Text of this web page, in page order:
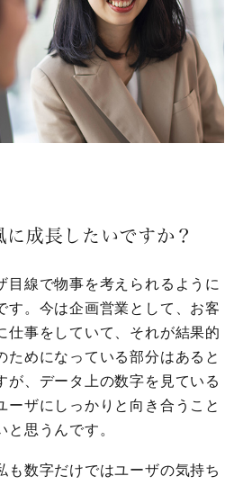
成長したいですか？
目線で物事を考えられるように
す。今は企画営業として、お客
仕事をしていて、それが結果的
ためになっている部分はあると
が、データ上の数字を見ている
ーザにしっかりと向き合うこと
と思うんです。
も数字だけではユーザの気持ち